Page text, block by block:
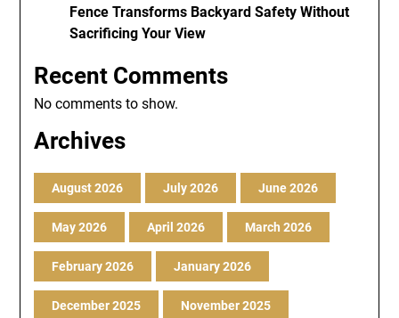
Fence Transforms Backyard Safety Without
Sacrificing Your View
Recent Comments
No comments to show.
Archives
August 2026 July 2026 June 2026
May 2026 April 2026 March 2026
February 2026 January 2026
December 2025 November 2025